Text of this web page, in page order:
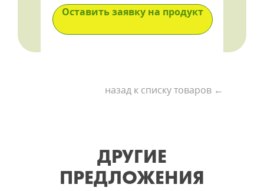
Оставить заявку на продукт
назад к списку товаров ←
ДРУГИЕ
ПРЕДЛОЖЕНИЯ